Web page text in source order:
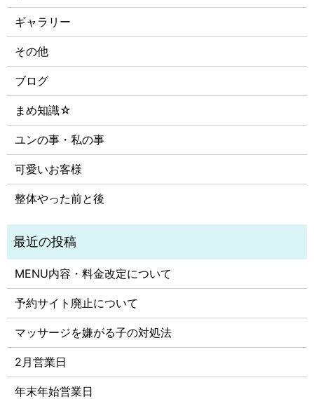
ギャラリー
その他
ブログ
まめ知識☆
ユンの事・私の事
可愛いお客様
整体やった前と後
MENU内容・料金改定について
予約サイト廃止について
マッサージを嫌がる子の対処法
2月営業日
年末年始営業日